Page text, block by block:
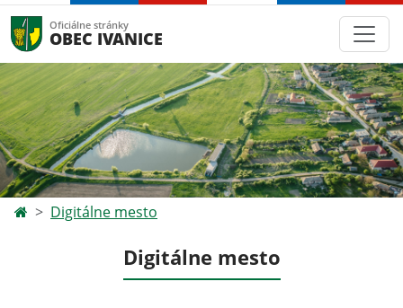
Oficiálne stránky
OBEC IVANICE
Digitálne mesto
Digitálne mesto